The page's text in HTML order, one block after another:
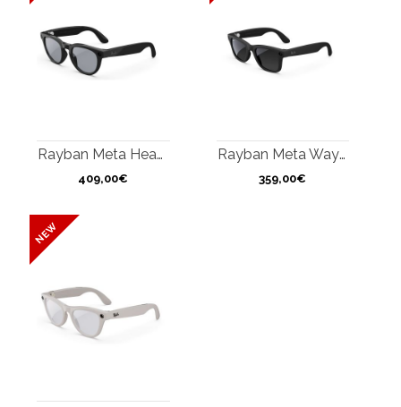
Rayban Meta Headliner
409,00€
Rayban Meta Wayfarer
359,00€